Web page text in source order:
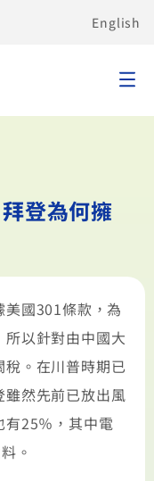
English
登為何擁
國301條款，為
以針對由中國大
。在川普時期已
然先前已放出風
有25％，其中電
。